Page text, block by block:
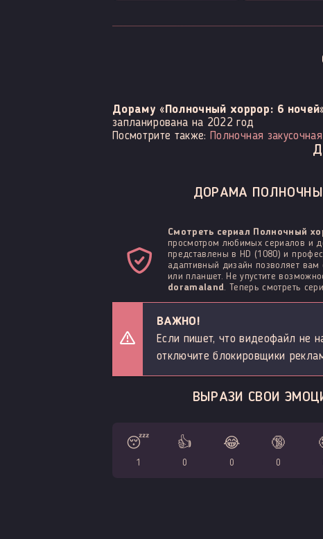
Дораму «Полночный хоррор: 6
запланирована на 2022 год
Посмотрите также: Полночная закусочная
ДОРАМА
Смотреть сериал Полночный
просмотром любимых сериалов и
представлены в HD (1080) и
адаптивный дизайн позволяет
или планшет. Не упустите
doramaland. Теперь смотреть
ВАЖНО!
Если пишет, что видеофайл не
отключите блокировщики
ВЫРАЗИ СВОИ
😴
1
👍
0
😂
0
🔞
0